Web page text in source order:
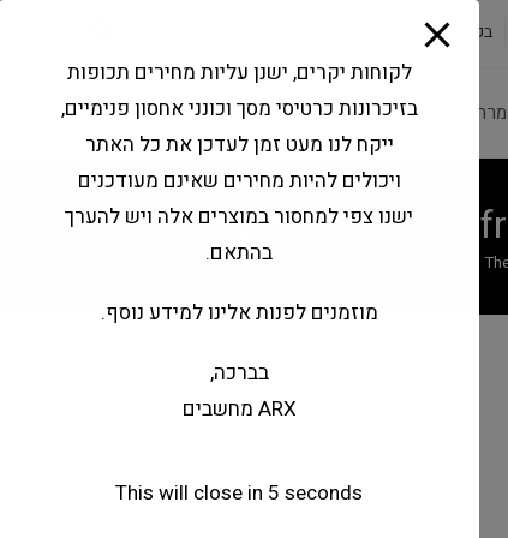
בקשה להצעה
ותוכנה ציוד היקפי מחשבים וטאבלטים
Thermalright Frozen
לקוחות יקרים, ישנן עליות מחירים תכופות
בזיכרונות כרטיסי מסך וכונני אחסון פנימיים,
ייקח לנו מעט זמן לעדכן את כל האתר
ויכולים להיות מחירים שאינם מעודכנים
ישנו צפי למחסור במוצרים אלה ויש להערך
בהתאם.
מוזמנים לפנות אלינו למידע נוסף.
בברכה,
ARX מחשבים
This will close in 5 seconds